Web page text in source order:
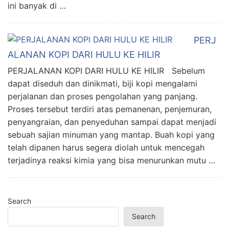
ini banyak di …
PERJ
ALANAN KOPI DARI HULU KE HILIR
PERJALANAN KOPI DARI HULU KE HILIR Sebelum
dapat diseduh dan dinikmati, biji kopi mengalami
perjalanan dan proses pengolahan yang panjang.
Proses tersebut terdiri atas pemanenan, penjemuran,
penyangraian, dan penyeduhan sampai dapat menjadi
sebuah sajian minuman yang mantap. Buah kopi yang
telah dipanen harus segera diolah untuk mencegah
terjadinya reaksi kimia yang bisa menurunkan mutu …
Search
Search